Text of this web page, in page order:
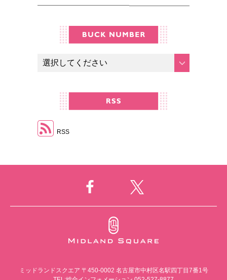
RSS
ミッドランドスクエア 〒450-0002 名古屋市中村区名駅四丁目7番1号